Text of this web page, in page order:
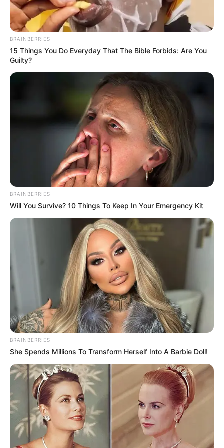
Channel TV: OCN
Jumlah Episode: 10
Masa Tayang: 31 Agustus 2019 – 29 September 2019
SINOPSIS STRANGERS FROM HELL
BRAINBERRIES
15 Things You Do Everyday That The Bible Forbids: Are You
Guilty?
BRAINBERRIES
Will You Survive? 10 Things To Keep In Your Emergency Kit
BRAINBERRIES
She Spends Millions To Transform Herself Into A Barbie Doll!